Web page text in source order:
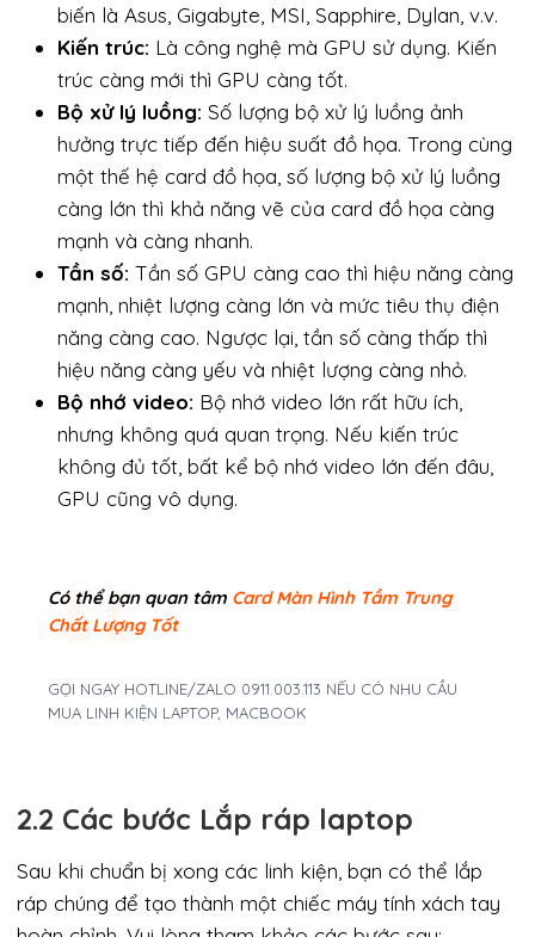
biến là Asus, Gigabyte, MSI, Sapphire, Dylan, v.v.
Kiến trúc: Là công nghệ mà GPU sử dụng. Kiến
trúc càng mới thì GPU càng tốt.
Bộ xử lý luồng: Số lượng bộ xử lý luồng ảnh
hưởng trực tiếp đến hiệu suất đồ họa. Trong cùng
một thế hệ card đồ họa, số lượng bộ xử lý luồng
càng lớn thì khả năng vẽ của card đồ họa càng
mạnh và càng nhanh.
Tần số: Tần số GPU càng cao thì hiệu năng càng
mạnh, nhiệt lượng càng lớn và mức tiêu thụ điện
năng càng cao. Ngược lại, tần số càng thấp thì
hiệu năng càng yếu và nhiệt lượng càng nhỏ.
Bộ nhớ video: Bộ nhớ video lớn rất hữu ích,
nhưng không quá quan trọng. Nếu kiến ​​trúc
không đủ tốt, bất kể bộ nhớ video lớn đến đâu,
GPU cũng vô dụng.
Có thể bạn quan tâm Card Màn Hình Tầm Trung
Chất Lượng Tốt
GỌI NGAY HOTLINE/ZALO 0911.003.113 NẾU CÓ NHU CẦU
MUA LINH KIỆN LAPTOP, MACBOOK
2.2 Các bước Lắp ráp laptop
Sau khi chuẩn bị xong các linh kiện, bạn có thể lắp
ráp chúng để tạo thành một chiếc máy tính xách tay